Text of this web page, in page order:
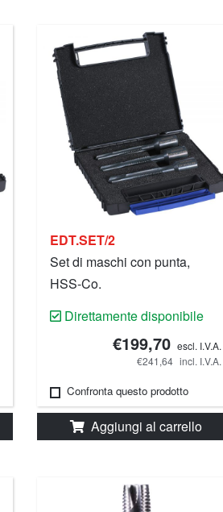
EDT.SET/2
Set di maschi con punta,
HSS-Co.
Direttamente disponibile
€199,70 escl. I.V.A.
€241,64 incl. I.V.A.
Confronta questo prodotto
Aggiungi al carrello